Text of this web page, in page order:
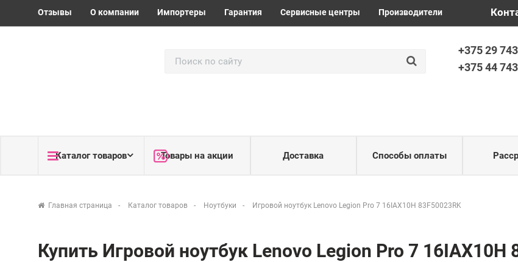
Отзывы О компании Импортеры Гарантия Сервисные центры Производители
+375 29
+375 44
Каталог товаров Товары на акции Доставка Способы оплаты
Главная страница Каталог товаров Ноутбуки Игровой ноутбук Lenovo Legion Pro 7 16IAX10H 83F50023RK
Купить Игровой ноутбук Lenovo Legion Pro 7 16IAX10H